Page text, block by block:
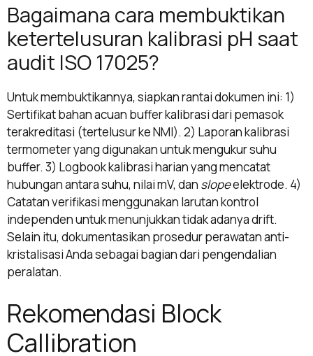
Bagaimana cara membuktikan
ketertelusuran kalibrasi pH saat
audit ISO 17025?
Untuk membuktikannya, siapkan rantai dokumen ini: 1)
Sertifikat bahan acuan buffer kalibrasi dari pemasok
terakreditasi (tertelusur ke NMI). 2) Laporan kalibrasi
termometer yang digunakan untuk mengukur suhu
buffer. 3) Logbook kalibrasi harian yang mencatat
hubungan antara suhu, nilai mV, dan slopeelektrode. 4)
Catatan verifikasi menggunakan larutan kontrol
independen untuk menunjukkan tidak adanya drift.
Selain itu, dokumentasikan prosedur perawatan anti-
kristalisasi Anda sebagai bagian dari pengendalian
peralatan.
Rekomendasi Block
Callibration